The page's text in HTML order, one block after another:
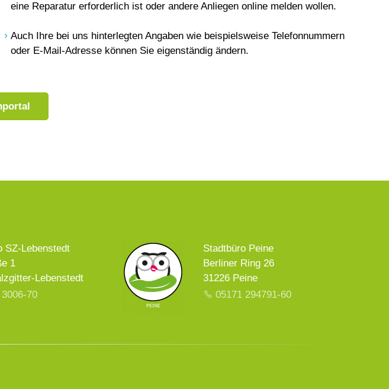
eine Reparatur erforderlich ist oder andere Anliegen online melden wollen.
Auch Ihre bei uns hinterlegten Angaben wie beispielsweise Telefonnummern
oder E-Mail-Adresse können Sie eigenständig ändern.
SZ-Lebenstedt
1
Lebenstedt
70
Stadtbüro Peine
Berliner Ring 26
31226 Peine
05171 294791-60